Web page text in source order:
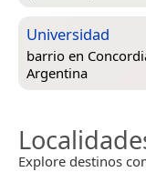
Universidad
barrio en
Argentina
Explore destinos